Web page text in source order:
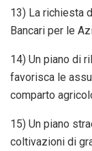
13) La richiesta
Bancari per le
14) Un piano di
favorisca le
comparto
15) Un piano
coltivazioni di